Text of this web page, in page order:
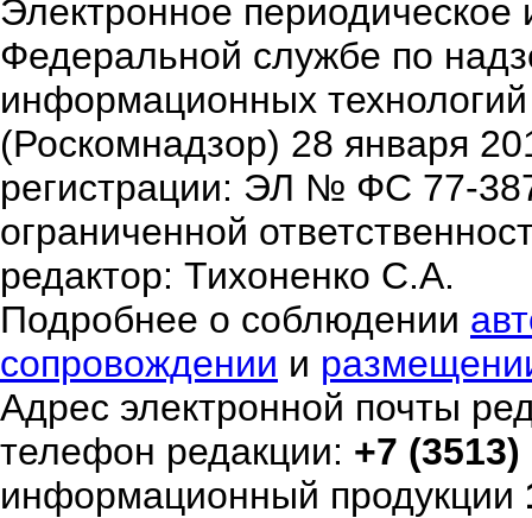
Электронное периодическое
Федеральной службе по
информационных
(Роскомнадзор) 28 января
регистрации: ЭЛ № ФС 77-
ограниченной
редактор: Тихоненко С.А.
Подробнее о соблюдении
сопровождении и
Адрес электронной почты
телефон редакции: +7
информационный продукции